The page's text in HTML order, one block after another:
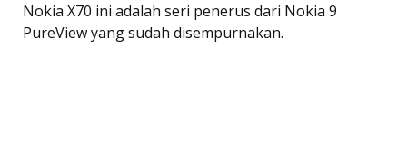
Nokia X70 ini adalah seri penerus dari Nokia 9
PureView yang sudah disempurnakan.